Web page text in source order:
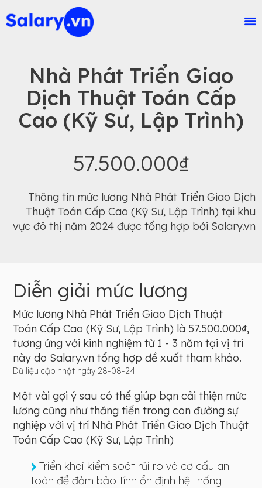
Nhà Phát Triển Giao
Dịch Thuật Toán Cấp
Cao (Kỹ Sư, Lập Trình)
57.500.000₫
Thông tin mức lương Nhà Phát Triển Giao Dịch
Thuật Toán Cấp Cao (Kỹ Sư, Lập Trình) tại khu
vực đô thị năm 2024 được tổng hợp bởi Salary.vn
Diễn giải mức lương
Mức lương Nhà Phát Triển Giao Dịch Thuật
Toán Cấp Cao (Kỹ Sư, Lập Trình) là 57.500.000₫,
tương ứng với kinh nghiệm từ 1 - 3 năm tại vị trí
này do Salary.vn tổng hợp đề xuất tham khảo.
Dữ liệu cập nhật ngày 28-08-24
Một vài gợi ý sau có thể giúp bạn cải thiện mức
lương cũng như thăng tiến trong con đường sự
nghiệp với vị trí Nhà Phát Triển Giao Dịch Thuật
Toán Cấp Cao (Kỹ Sư, Lập Trình)
Triển khai kiểm soát rủi ro và cơ cấu an
toàn để đảm bảo tính ổn định hệ thống